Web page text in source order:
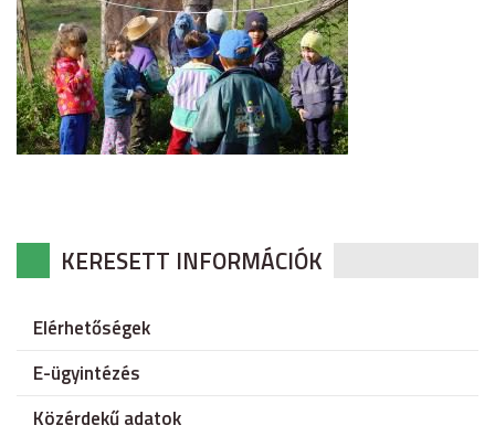
KERESETT INFORMÁCIÓK
Elérhetőségek
E-ügyintézés
Közérdekű adatok